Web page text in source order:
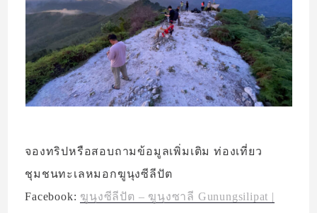
จองทริปหรือสอบถามข้อมูลเพิ่มเติม ท่องเที่ยว
ชุมชนทะเลหมอกฆูนุงซีลีปัต
Facebook: ฆูนุงซีลีปัต – ฆูนุงซาลี Gunungsilipat |